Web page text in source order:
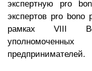
экспертную pro
экспертов pro bono
рамках VIII
предпринимателей.